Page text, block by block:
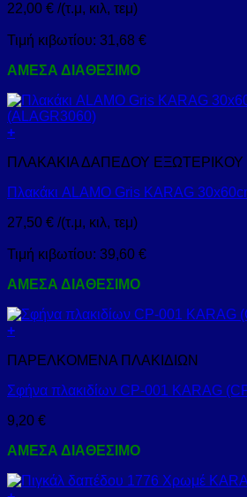
22,00 € /(τ.μ, κιλ, τεμ)
Τιμή κιβωτίου: 31,68 €
ΑΜΕΣΑ ΔΙΑΘΕΣΙΜΟ
+
ΠΛΑΚΑΚΙΑ ΔΑΠΕΔΟΥ
Πλακάκι ALAMO Gris KARAG
27,50 € /(τ.μ, κιλ, τεμ)
Τιμή κιβωτίου: 39,60 €
ΑΜΕΣΑ ΔΙΑΘΕΣΙΜΟ
+
ΠΑΡΕΛΚΟΜΕΝΑ ΠΛΑΚΙΔΙΩΝ
Σφήνα πλακιδίων CP-001 KARAG
9,20 €
ΑΜΕΣΑ ΔΙΑΘΕΣΙΜΟ